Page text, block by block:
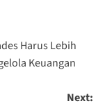
Harus Lebih
Keuangan
Next: